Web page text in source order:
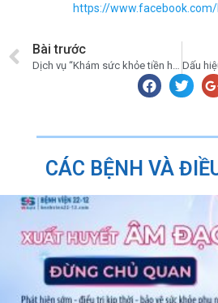
https://
Bài trước
CÁC BỆNH VÀ